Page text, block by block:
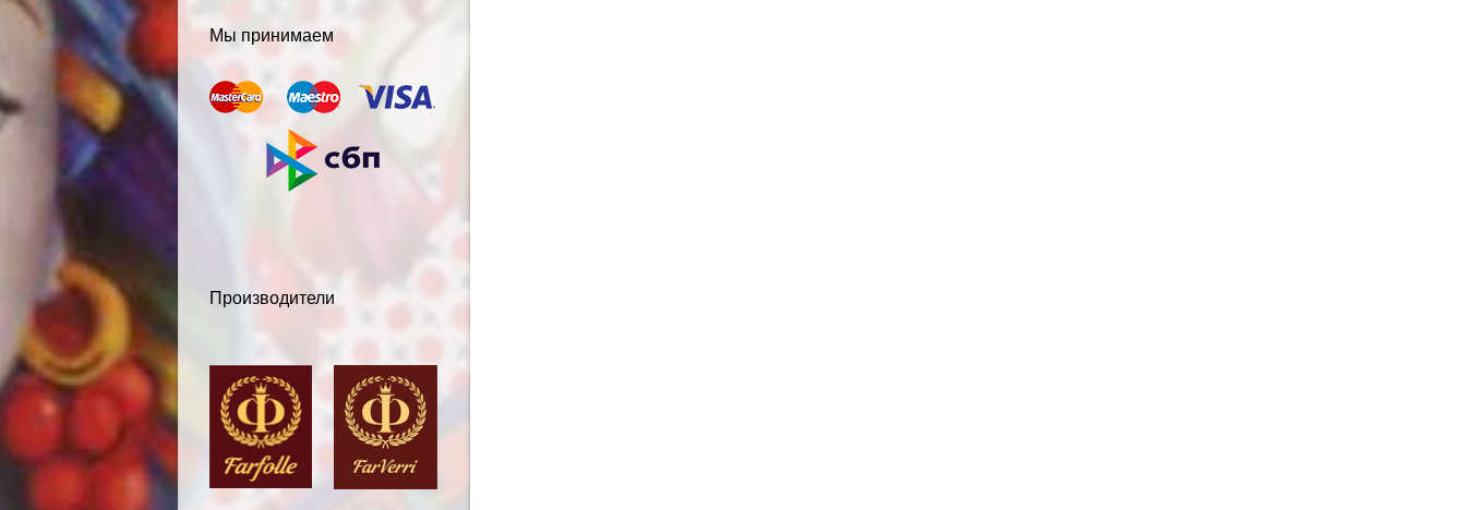
Мы принимаем
Производители